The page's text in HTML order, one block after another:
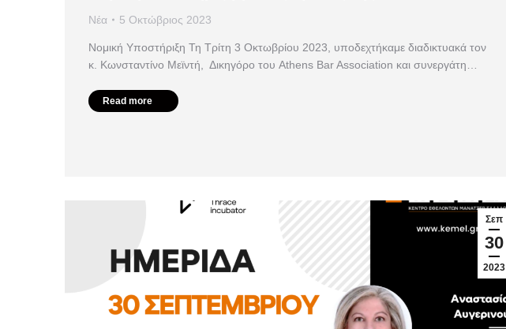
Νέα 5 Οκτώβριος 2023
Νομική Υποστήριξη Τη Τρίτη 3 Οκτωβρίου 2023, υποδεχτήκαμε διαδικτυακά τον
κ. Κωνσταντίνο Μεϊντή, Δικηγόρο του Athens Bar Association και συνεργάτη…
Read more
Σεπ
30
2023